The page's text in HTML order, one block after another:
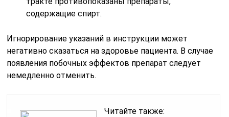
содержащие спирт.
Игнорирование указаний в инструкции может
негативно сказаться на здоровье пациента. В случае
появления побочных эффектов препарат следует
немедленно отменить.
Читайте также: